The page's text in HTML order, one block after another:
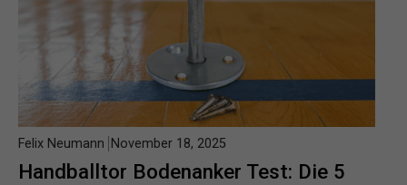
Handballtor Bodenanker Test: Die 5
Felix Neumann November 18, 2025